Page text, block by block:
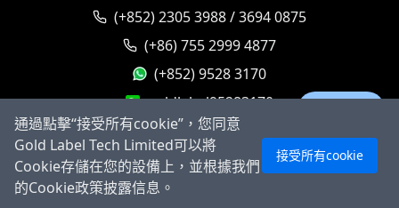
通過點擊“接受所有cookie”，您同意
Gold Label Tech Limited可以將
Cookie存儲在您的設備上，並根據我們
的Cookie政策披露信息。
接受所有cookie
(+852) 2305 3988 / 3694 0875
(+86) 755 2999 4877
(+852) 9528 3170
goldlabel95283170
sales@goldlabeltech.com
alan@goldlabeltech.com
©2026 高力堡科技有限公司，保留所有權利。